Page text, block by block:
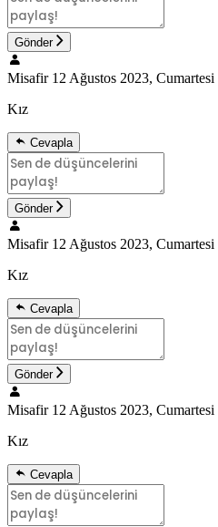
Gönder
Misafir 12 Ağustos 2023, Cumartesi
Kız
Cevapla
Gönder
Misafir 12 Ağustos 2023, Cumartesi
Kız
Cevapla
Gönder
Misafir 12 Ağustos 2023, Cumartesi
Kız
Cevapla